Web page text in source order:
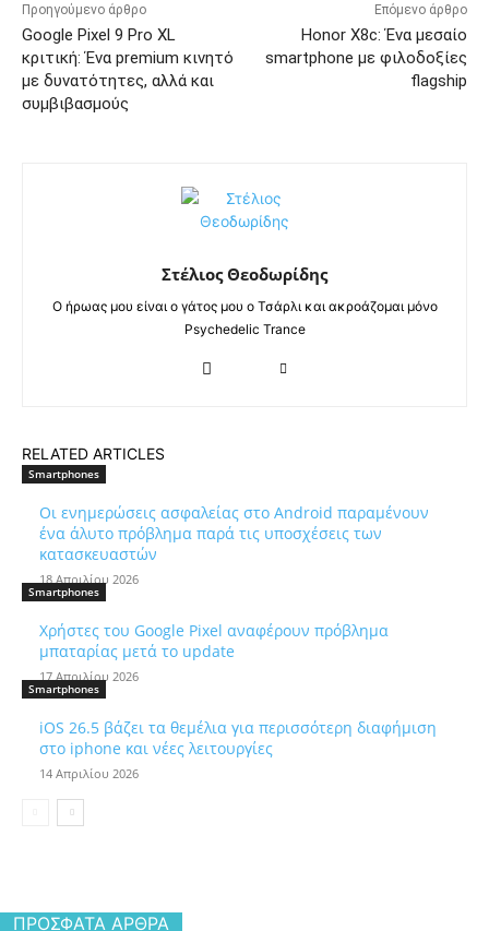
Προηγούμενο άρθρο
Google Pixel 9 Pro XL
κριτική: Ένα premium κινητό
με δυνατότητες, αλλά και
συμβιβασμούς
Επόμενο άρθρο
Honor X8c: Ένα μεσαίο
smartphone με φιλοδοξίες
flagship
Στέλιος Θεοδωρίδης
Ο ήρωας μου είναι ο γάτος μου ο Τσάρλι και ακροάζομαι μόνο
Psychedelic Trance
RELATED ARTICLES
Smartphones
Οι ενημερώσεις ασφαλείας στο Android παραμένουν
ένα άλυτο πρόβλημα παρά τις υποσχέσεις των
κατασκευαστών
18 Απριλίου 2026
Smartphones
Χρήστες του Google Pixel αναφέρουν πρόβλημα
μπαταρίας μετά το update
17 Απριλίου 2026
Smartphones
iOS 26.5 βάζει τα θεμέλια για περισσότερη διαφήμιση
στο iphone και νέες λειτουργίες
14 Απριλίου 2026
ΠΡΌΣΦΑΤΑ ΆΡΘΡΑ